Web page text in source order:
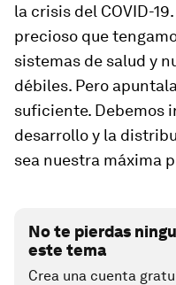
la crisis del COVID-
precioso que
sistemas de salud y
débiles. Pero
suficiente. Debemos
desarrollo y la
sea nuestra máxima
No te pierdas
este tema
Crea una cuenta